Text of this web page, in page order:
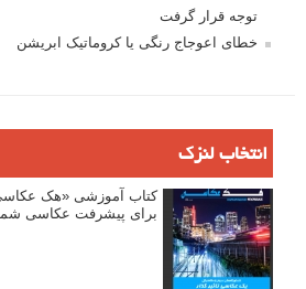
توجه قرار گرفت
خطای اعوجاج رنگی یا کروماتیک ابریشن
انتخاب لنزک
کتاب آموزشی «هک
برای پیشرفت عکاسی